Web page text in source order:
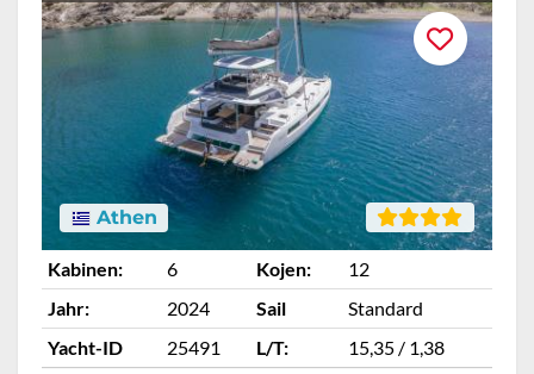
Athen
Kabinen: 6 Kojen:
12
Jahr:
2024 Sail
Standard
Yacht-ID
25491 L/T: 15,35 / 1,38